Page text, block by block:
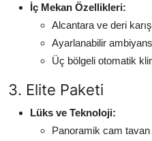
İç Mekan Özellikleri:
Alcantara ve deri
Ayarlanabilir
Üç bölgeli otomatik
3. Elite Paketi
Lüks ve Teknoloji:
Panoramik cam tavan